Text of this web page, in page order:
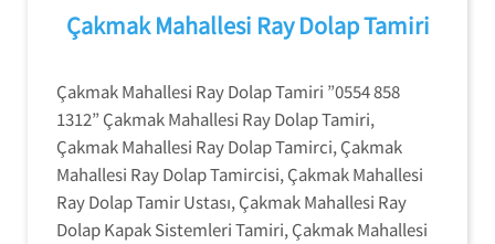
Çakmak Mahallesi Ray Dolap Tamiri
Çakmak Mahallesi Ray Dolap Tamiri ”0554 858
1312” Çakmak Mahallesi Ray Dolap Tamiri,
Çakmak Mahallesi Ray Dolap Tamirci, Çakmak
Mahallesi Ray Dolap Tamircisi, Çakmak Mahallesi
Ray Dolap Tamir Ustası, Çakmak Mahallesi Ray
Dolap Kapak Sistemleri Tamiri, Çakmak Mahallesi